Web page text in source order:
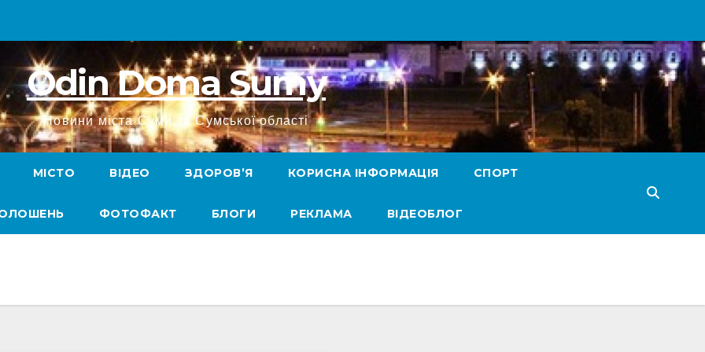
Odin Doma Sumy
Новини міста Суми та Сумської області
МІСТО ВІДЕО ЗДОРОВ’Я КОРИСНА ІНФОРМАЦІЯ СПОРТ
ФОТОФАКТ БЛОГИ РЕКЛАМА ВІДЕОБЛОГ